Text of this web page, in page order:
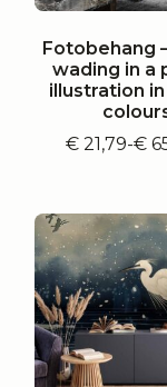
Fotobehang
wading in a
illustration
€ 21,79-€
€